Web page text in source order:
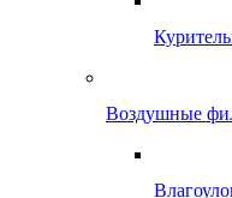
Воздушные